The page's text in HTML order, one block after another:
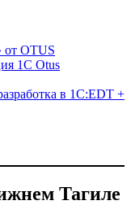
от OTUS
1С Otus
в 1С:EDT +
Тагиле